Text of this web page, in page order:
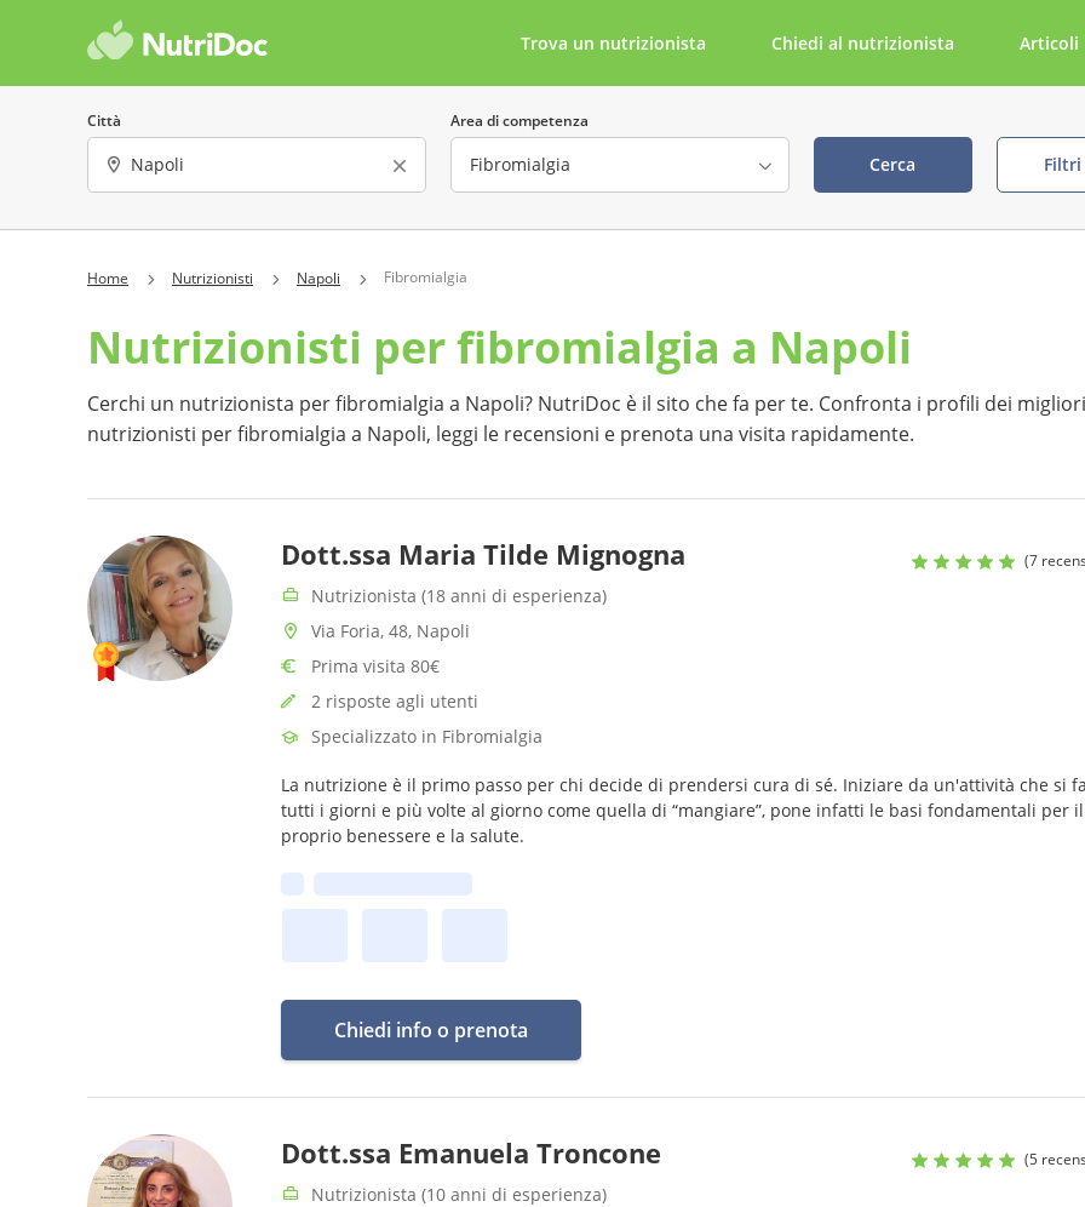
Trova un nutrizionista Chiedi al nutrizionista Articoli
Città Area di competenza
Cerca
Sesso Lingua parlata Cerca per parola chiave
Offre consulenze online
Costo della visita visibile
Ha almeno una recensione
Prenotabile tramite NutriDoc
Home Nutrizionisti Napoli Fibromialgia
Nutrizionisti per fibromialgia a Napoli
Cerchi un nutrizionista per fibromialgia a Napoli? NutriDoc è il sito che fa per te. Confronta i profili dei migliori
nutrizionisti per fibromialgia a Napoli, leggi le recensioni e prenota una visita rapidamente.
Dott.ssa Maria Tilde Mignogna (7
Nutrizionista (18 anni di esperienza)
Via Foria, 48, Napoli
Prima visita 80€
2 risposte agli utenti
Specializzato in Fibromialgia
​La nutrizione è il primo passo per chi decide di prendersi cura di sé. Iniziare da un'attività che si
tutti i giorni e più volte al giorno come quella di “mangiare”, pone infatti le basi fondamentali per il
proprio benessere e la salute.
Chiedi info o prenota
Dott.ssa Emanuela Troncone (5
Nutrizionista (10 anni di esperienza)